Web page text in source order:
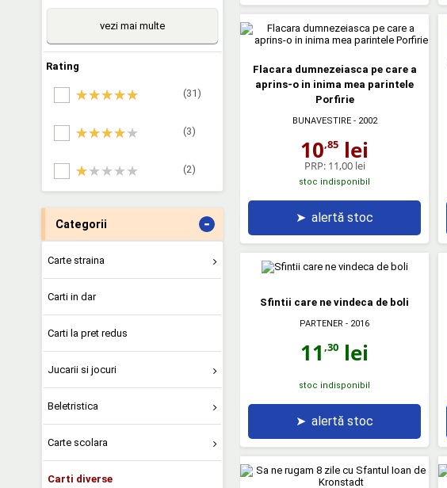
vezi mai multe
Rating
(31)
(3)
(2)
Categorii -
Carte straina
Carti in dar
Carti la pret redus
Jucarii si jocuri
Beletristica
Carte scolara
Carti diverse
Flacara dumnezeiasca pe care a
aprins-o in inima mea parintele
Porfirie
BUNAVESTIRE- 2002
10,85 lei
PRP: 11,00 lei
stoc indisponibil
➤ alertă stoc
Sfintii care ne vindeca de boli
PARTENER - 2016
11 ,30 lei
stoc indisponibil
➤ alertă stoc